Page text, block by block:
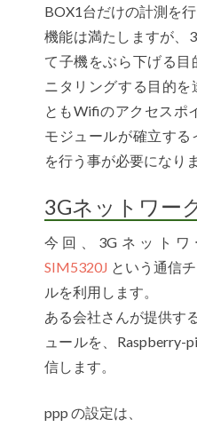
BOX1台だけの計測を
機能は満たしますが、
て子機をぶら下げる
ニタリングする目的を
ともWifiのアクセスポ
モジュールが確立す
を行う事が必要になりま
3Gネットワー
今回、3Gネットワ
SIM5320J という通信
ルを利用します。
ある会社さんが提供す
ュールを、Raspberry-
信します。
ppp の設定は、